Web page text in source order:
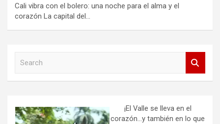
Cali vibra con el bolero: una noche para el alma y el
corazón La capital del…
h
¡El Valle se lleva en el
corazón…y también en lo que